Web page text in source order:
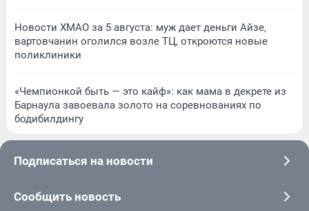
Новости ХМАО за 5 августа: муж дает деньги Айзе,
вартовчанин оголился возле ТЦ, откроются новые
поликлиники
«Чемпионкой быть — это кайф»: как мама в декрете из
Барнаула завоевала золото на соревнованиях по
бодибилдингу
Подписаться на новости
Сообщить новость